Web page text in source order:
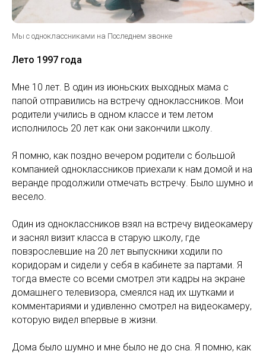
Мы с одноклассниками на Последнем звонке
Лето 1997 года
Мне 10 лет. В один из июньских выходных мама с
папой отправились на встречу одноклассников. Мои
родители учились в одном классе и тем летом
исполнилось 20 лет как они закончили школу.
Я помню, как поздно вечером родители с большой
компанией одноклассников приехали к нам домой и на
веранде продолжили отмечать встречу. Было шумно и
весело.
Один из одноклассников взял на встречу видеокамеру
и заснял визит класса в старую школу, где
повзрослевшие на 20 лет выпускники ходили по
коридорам и сидели у себя в кабинете за партами. Я
тогда вместе со всеми смотрел эти кадры на экране
домашнего телевизора, смеялся над их шутками и
комментариями и удивленно смотрел на видеокамеру,
которую видел впервые в жизни.
Дома было шумно и мне было не до сна. Я помню, как